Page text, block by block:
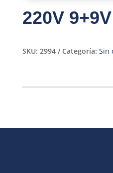
220V
SKU: 2994 Categoría: Sin